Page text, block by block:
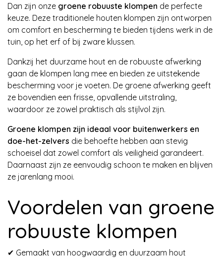
Dan zijn onze groene robuuste klompen de perfecte
keuze. Deze traditionele houten klompen zijn ontworpen
om comfort en bescherming te bieden tijdens werk in de
tuin, op het erf of bij zware klussen.
Dankzij het duurzame hout en de robuuste afwerking
gaan de klompen lang mee en bieden ze uitstekende
bescherming voor je voeten. De groene afwerking geeft
ze bovendien een frisse, opvallende uitstraling,
waardoor ze zowel praktisch als stijlvol zijn.
Groene klompen zijn ideaal voor buitenwerkers en
doe-het-zelvers die behoefte hebben aan stevig
schoeisel dat zowel comfort als veiligheid garandeert.
Daarnaast zijn ze eenvoudig schoon te maken en blijven
ze jarenlang mooi.
Voordelen van groene
robuuste klompen
✔ Gemaakt van hoogwaardig en duurzaam hout